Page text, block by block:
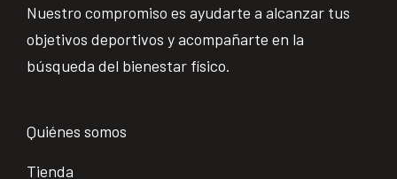
Nuestro compromiso es ayudarte a alcanzar tus
objetivos deportivos y acompañarte en la
búsqueda del bienestar físico.
Quiénes somos
Tienda